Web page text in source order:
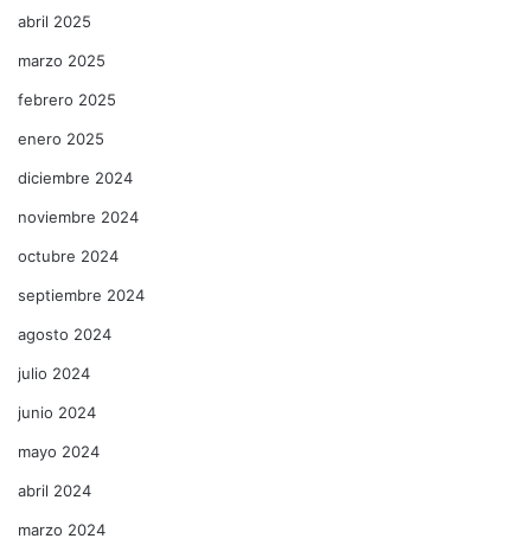
abril 2025
marzo 2025
febrero 2025
enero 2025
diciembre 2024
noviembre 2024
octubre 2024
septiembre 2024
agosto 2024
julio 2024
junio 2024
mayo 2024
abril 2024
marzo 2024